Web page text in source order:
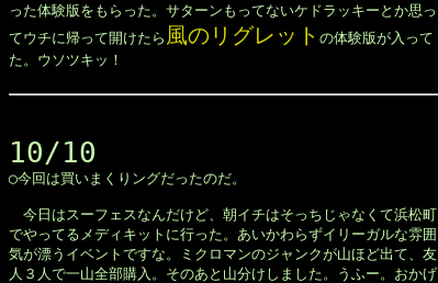
った体験版をもらった。サターンもってないケドラッキーとか思っ
てウチに帰って開けたら 風のリグレット の体験版が入って
た。ウソツキッ！
10/10
◯今回は買いまくりングだったのだ。
今日はスーフェスなんだけど、朝イチはそっちじゃなくて浜松町
でやってるメディキットに行った。あいかわらずイリーガルな雰囲
気が漂うイベントですな。ミクロマンのジャンクが山ほど出て、友
人３人で一山全部購入。そのあと山分けしました。うふー。おかげ